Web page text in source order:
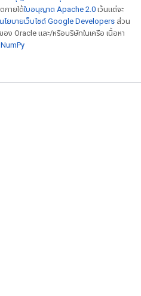
ภายใต้ใบอนุญาต Apache 2.0 เว้นแต่จะ
นโยบายเว็บไซต์ Google Developers ส่วน
ง Oracle และ/หรือบริษัทในเครือ เนื้อหา